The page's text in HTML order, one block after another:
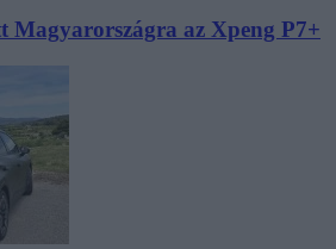
Magyarországra az Xpeng P7+